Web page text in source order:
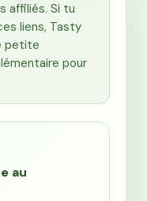
affiliés. Si tu
liens, Tasty
petite
pour
au